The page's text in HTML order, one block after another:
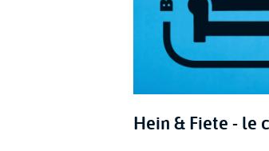
Hein & Fiete - le